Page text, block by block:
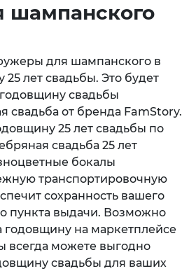
для шампанского в
лет свадьбы. Это будет
свадьбы
свадьба от бренда FamStory.
25 лет свадьбы по
свадьба 25 лет
бокалы
транспортировочную
сохранность вашего
пункта выдачи. Возможно
годовщину на маркетплейсе
всегда можете выгодно
свадьбы для ваших